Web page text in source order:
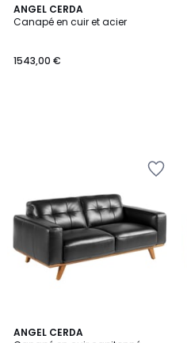
ANGEL CERDA
Canapé en cuir et acier
1543,00 €
ANGEL CERDA